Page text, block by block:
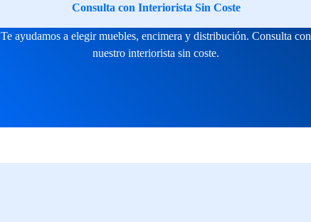
Consulta con Interiorista Sin Coste
Te ayudamos a elegir muebles, encimera y distribución. Consulta con
nuestro interiorista sin coste.